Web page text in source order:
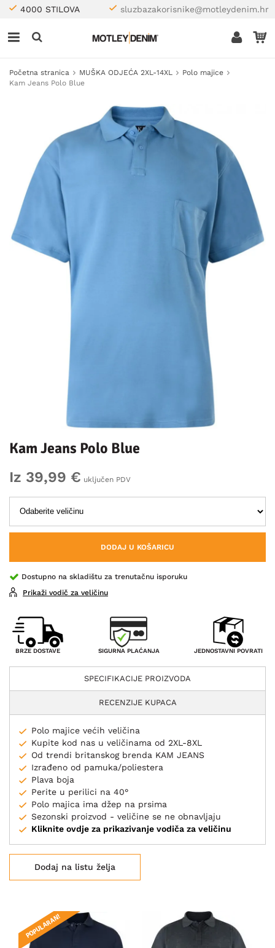
4000 STILOVA sluzbazakorisnike@motleydenim.hr
Početna stranica MUŠKA ODJEĆA 2XL-14XL
Polo majice
Kam Jeans Polo Blue
Kam Jeans Polo Blue
Iz 39,99 € uključen PDV
DODAJ U KOŠARICU
Dostupno na skladištu za trenutačnu isporuku
Prikaži vodič za veličinu
BRZE DOSTAVE SIGURNA PLAĆANJA JEDNOSTAVNI POVRATI
SPECIFIKACIJE PROIZVODA
RECENZIJE KUPACA
Polo majice većih veličina
Kupite kod nas u veličinama od 2XL-8XL
Od trendi britanskog brenda KAM JEANS
Izrađeno od pamuka/poliestera
Plava boja
Perite u perilici na 40°
Polo majica ima džep na prsima
Sezonski proizvod - veličine se ne obnavljaju
Kliknite ovdje za prikazivanje vodiča za veličinu
Dodaj na listu želja
POPULARAN!